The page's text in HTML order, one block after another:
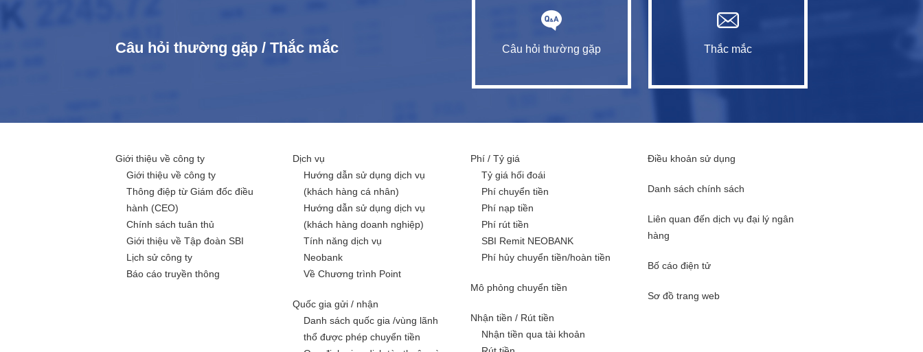
Câu hỏi thường gặp / Thắc mắc Câu hỏi thường gặp Thắc mắc
Giới thiệu về công ty
Giới thiệu về công ty
Thông điệp từ Giám đốc điều
hành (CEO)
Chính sách tuân thủ
Giới thiệu về Tập đoàn SBI
Lịch sử công ty
Báo cáo truyền thông
Dịch vụ
Hướng dẫn sử dụng dịch vụ
(khách hàng cá nhân)
Hướng dẫn sử dụng dịch vụ
(khách hàng doanh nghiệp)
Tính năng dịch vụ
Neobank
Về Chương trình Point
Quốc gia gửi / nhận
Danh sách quốc gia /vùng lãnh
thổ được phép chuyển tiền
Phí / Tỷ giá
Tỷ giá hối đoái
Phí chuyển tiền
Phí nạp tiền
Phí rút tiền
SBI Remit NEOBANK
Phí hủy chuyển tiền/hoàn tiền
Mô phỏng chuyển tiền
Nhận tiền / Rút tiền
Nhận tiền qua tài khoản
Điều khoản sử dụng
Danh sách chính sách
Liên quan đến dịch vụ đại lý ngân
hàng
Bố cáo điện tử
Sơ đồ trang web